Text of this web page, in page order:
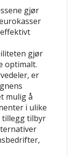
gjør
gjør
optimalt.
er
mulig å
i ulike
tillegg tilbyr